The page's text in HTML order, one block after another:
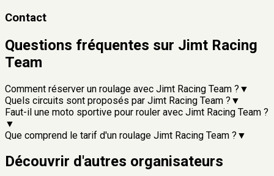
Contact
Questions fréquentes sur Jimt Racing
Team
Comment réserver un roulage avec Jimt Racing Team ? ▼
Quels circuits sont proposés par Jimt Racing Team ? ▼
Faut-il une moto sportive pour rouler avec Jimt Racing Team ?
▼
Que comprend le tarif d'un roulage Jimt Racing Team ? ▼
Découvrir d'autres organisateurs